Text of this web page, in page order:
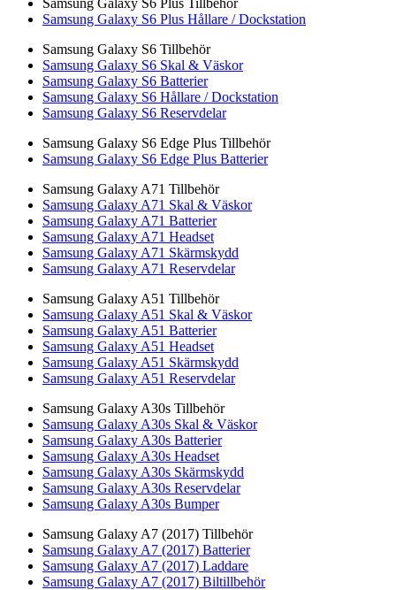
Samsung Galaxy S6 Plus Tillbehör
Samsung Galaxy S6 Plus Hållare / Dockstation
Samsung Galaxy S6 Tillbehör
Samsung Galaxy S6 Skal & Väskor
Samsung Galaxy S6 Batterier
Samsung Galaxy S6 Hållare / Dockstation
Samsung Galaxy S6 Reservdelar
Samsung Galaxy S6 Edge Plus Tillbehör
Samsung Galaxy S6 Edge Plus Batterier
Samsung Galaxy A71 Tillbehör
Samsung Galaxy A71 Skal & Väskor
Samsung Galaxy A71 Batterier
Samsung Galaxy A71 Headset
Samsung Galaxy A71 Skärmskydd
Samsung Galaxy A71 Reservdelar
Samsung Galaxy A51 Tillbehör
Samsung Galaxy A51 Skal & Väskor
Samsung Galaxy A51 Batterier
Samsung Galaxy A51 Headset
Samsung Galaxy A51 Skärmskydd
Samsung Galaxy A51 Reservdelar
Samsung Galaxy A30s Tillbehör
Samsung Galaxy A30s Skal & Väskor
Samsung Galaxy A30s Batterier
Samsung Galaxy A30s Headset
Samsung Galaxy A30s Skärmskydd
Samsung Galaxy A30s Reservdelar
Samsung Galaxy A30s Bumper
Samsung Galaxy A7 (2017) Tillbehör
Samsung Galaxy A7 (2017) Batterier
Samsung Galaxy A7 (2017) Laddare
Samsung Galaxy A7 (2017) Biltillbehör